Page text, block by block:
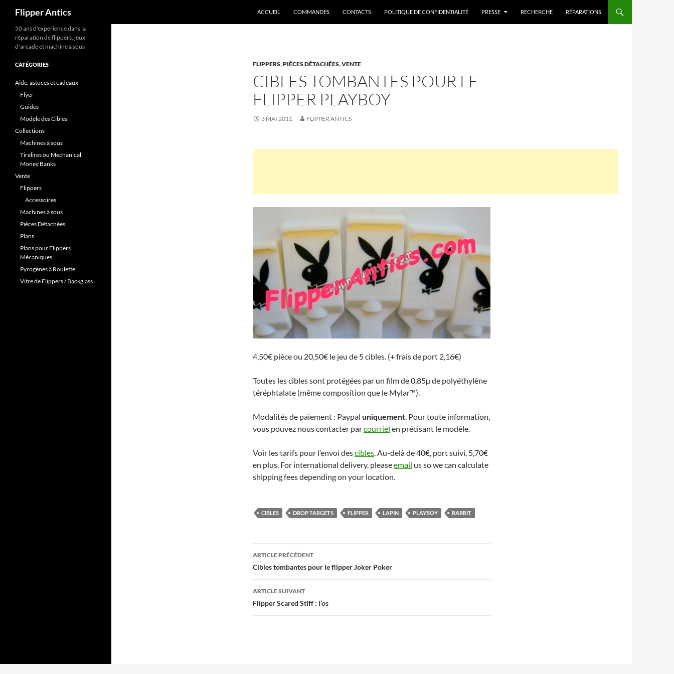
Aller
Flipper Antics ACCUEIL COMMANDES CONTACTS POLITIQUE DE CONFIDENTIALITÉ PRESSE RECHERCHE RÉPARATIONS
FLIPPERS,PIÈCES DÉTACHÉES,VENTE
CIBLES TOMBANTES POUR LE
FLIPPER PLAYBOY
3 MAI 2011 FLIPPER ANTICS
4,50€ pièce ou 20,50€ le jeu de 5 cibles. (+ frais de port 2,16€)
Toutes les cibles sont protégées par un film de 0,85µ de polyéthylène
téréphtalate (même composition que le Mylar™).
Modalités de paiement : Paypal uniquement . Pour toute information,
vous pouvez nous contacter parcourriel en précisant le modèle.
Voir les tarifs pour l’envoi descibles . Au-delà de 40€, port suivi, 5,70€
en plus. For international delivery, pleaseemail us so we can calculate
shipping fees depending on your location.
CIBLES DROP TARGETS FLIPPER LAPIN PLAYBOY RABBIT
Navigation
des
articles
ARTICLE PRÉCÉDENT
Cibles tombantes pour le flipper Joker Poker
ARTICLE SUIVANT
Flipper Scared Stiff : l’os
50 ans d'experience dans la
réparation de flippers, jeux
d'arcade et machine à sous
CATÉGORIES
Aide, astuces et cadeaux
Flyer
Guides
Modèle des Cibles
Collections
Machines à sous
Tirelires ou Mechanical
Money Banks
Vente
Flippers
Accessoires
Machines à sous
Pièces Détachées
Plans
Plans pour Flippers
Mécaniques
Pyrogènes à Roulette
Vitre de Flippers / Backglass